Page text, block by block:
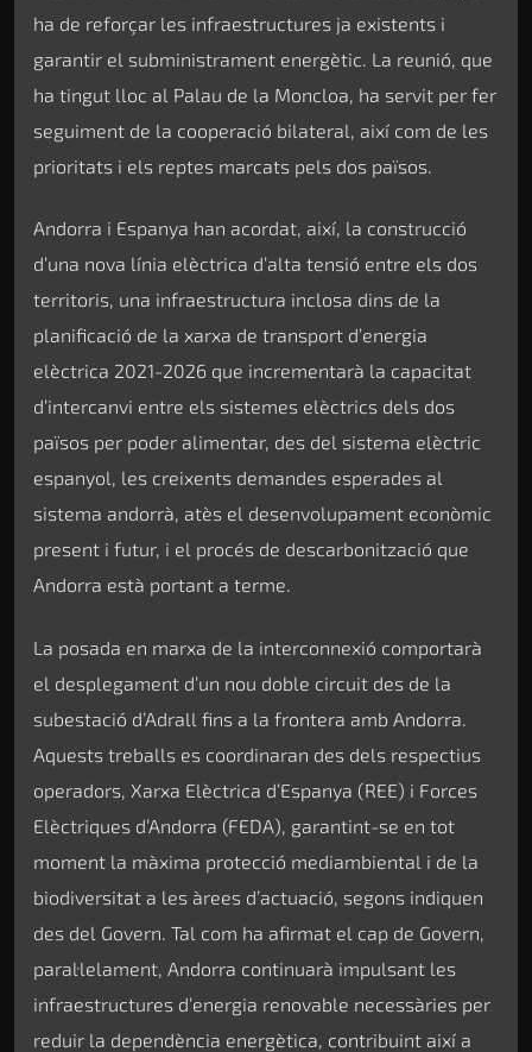
ha de reforçar les infraestructures ja existents i
garantir el subministrament energètic. La reunió, que
ha tingut lloc al Palau de la Moncloa, ha servit per fer
seguiment de la cooperació bilateral, així com de les
prioritats i els reptes marcats pels dos països.
Andorra i Espanya han acordat, així, la construcció
d’una nova línia elèctrica d’alta tensió entre els dos
territoris, una infraestructura inclosa dins de la
planificació de la xarxa de transport d’energia
elèctrica 2021-2026 que incrementarà la capacitat
d’intercanvi entre els sistemes elèctrics dels dos
països per poder alimentar, des del sistema elèctric
espanyol, les creixents demandes esperades al
sistema andorrà, atès el desenvolupament econòmic
present i futur, i el procés de descarbonització que
Andorra està portant a terme.
La posada en marxa de la interconnexió comportarà
el desplegament d’un nou doble circuit des de la
subestació d’Adrall fins a la frontera amb Andorra.
Aquests treballs es coordinaran des dels respectius
operadors, Xarxa Elèctrica d’Espanya (REE) i Forces
Elèctriques d’Andorra (FEDA), garantint-se en tot
moment la màxima protecció mediambiental i de la
biodiversitat a les àrees d’actuació, segons indiquen
des del Govern. Tal com ha afirmat el cap de Govern,
paral·lelament, Andorra continuarà impulsant les
infraestructures d’energia renovable necessàries per
reduir la dependència energètica, contribuint així a